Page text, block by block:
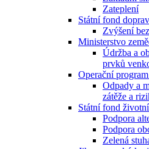
Zateplení
Státní fond
Zvýšení
Ministerstvo
Údržba a
prvků
Operační
Odpady a
zátěže a
Státní fond
Podpora
Podpora
Zelená